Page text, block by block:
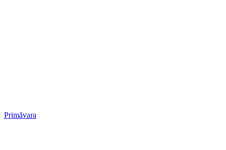
Primăvara